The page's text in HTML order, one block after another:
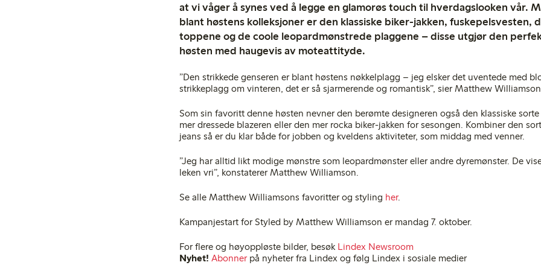
at vi våger å synes ved å legge en glamorøs touch til hverdagslooken vår.
blant høstens kolleksjoner er den klassiske biker-jakken, fuskepelsvesten,
toppene og de coole leopardmønstrede plaggene – disse utgjør den
høsten med haugevis av moteattityde.
”Den strikkede genseren er blant høstens nøkkelplagg – jeg elsker det uventede med
strikkeplagg om vinteren, det er så sjarmerende og romantisk”, sier Matthew
Som sin favoritt denne høsten nevner den berømte designeren også den klassiske
mer dressede blazeren eller den mer rocka biker-jakken for sesongen. Kombiner den
jeans så er du klar både for jobben og kveldens aktiviteter, som middag med venner.
”Jeg har alltid likt modige mønstre som leopardmønster eller andre dyremønster. De
leken vri”, konstaterer Matthew Williamson.
Se alle Matthew Williamsons favoritter og styling her.
Kampanjestart for Styled by Matthew Williamson er mandag 7. oktober.
For flere og høyoppløste bilder, besøk Lindex Newsroom
Nyhet! Abonnerpå nyheter fra Lindex og følg Lindex i sosiale medier